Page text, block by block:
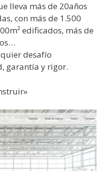
lleva más de 20años
con más de 1.500
edificados, más de
desafío
garantía y rigor.